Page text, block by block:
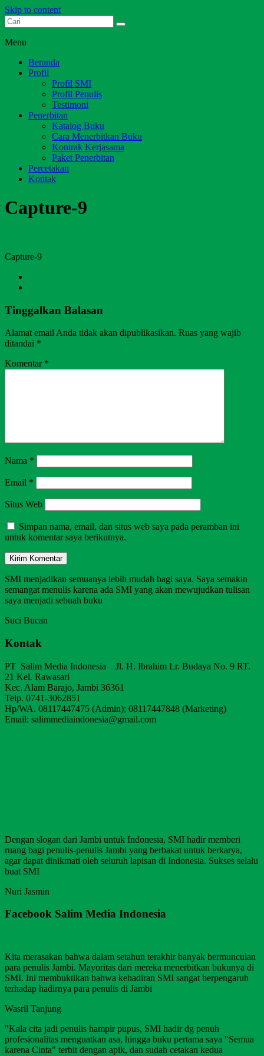
Skip to content
Dari Jambi untuk Indonesia
Menu
Beranda
Profil
Profil SMI
Profil Penulis
Testimoni
Penerbitan
Katalog Buku
Cara Menerbitkan Buku
Kontrak Kerjasama
Paket Penerbitan
Percetakan
Kontak
Capture-9
Capture-9
Tinggalkan Balasan
Alamat email Anda tidak akan dipublikasikan. Ruas yang wajib
ditandai *
Komentar *
Nama *
Email *
Situs Web
Simpan nama, email, dan situs web saya pada peramban ini
untuk komentar saya berikutnya.
SMI menjadikan semuanya lebih mudah bagi saya. Saya semakin
semangat menulis karena ada SMI yang akan mewujudkan tulisan
saya menjadi sebuah buku
Suci Bucan
Kontak
PT Salim Media Indonesia Jl. H. Ibrahim Lr. Budaya No. 9 RT.
21 Kel. Rawasari
Kec. Alam Barajo, Jambi 36361
Telp. 0741-3062851
Hp/WA. 08117447475 (Admin); 08117447848 (Marketing)
Email: salimmediaindonesia@gmail.com
Dengan slogan dari Jambi untuk Indonesia, SMI hadir memberi
ruang bagi penulis-penulis Jambi yang berbakat untuk berkarya,
agar dapat dinikmati oleh seluruh lapisan di Indonesia. Sukses selalu
buat SMI
Nuri Jasmin
Facebook Salim Media Indonesia
Kita merasakan bahwa dalam setahun terakhir banyak bermunculan
para penulis Jambi. Mayoritas dari mereka menerbitkan bukunya di
SMI. Ini membuktikan bahwa kehadiran SMI sangat berpengaruh
terhadap hadirnya para penulis di Jambi
Wasril Tanjung
"Kala cita jadi penulis hampir pupus, SMI hadir dg penuh
profesionalitas menguatkan asa, hingga buku pertama saya "Semua
karena Cinta" terbit dengan apik, dan sudah cetakan kedua